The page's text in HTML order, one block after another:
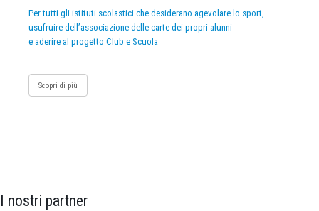
Per tutti gli istituti scolastici che desiderano agevolare lo sport,
usufruire dell’associazione delle carte dei propri alunni
e aderire al progetto Club e Scuola
Scopri di più
I nostri partner